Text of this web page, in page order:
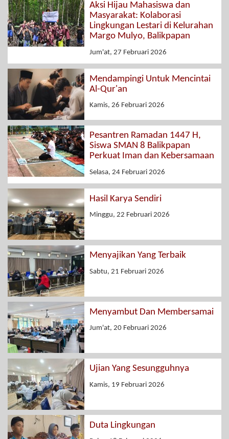
Aksi Hijau Mahasiswa dan
Masyarakat: Kolaborasi
Lingkungan Lestari di Kelurahan
Margo Mulyo, Balikpapan
Jum'at, 27 Februari 2026
Mendampingi Untuk Mencintai
Al-Qur'an
Kamis, 26 Februari 2026
Pesantren Ramadan 1447 H,
Siswa SMAN 8 Balikpapan
Perkuat Iman dan Kebersamaan
Selasa, 24 Februari 2026
Hasil Karya Sendiri
Minggu, 22 Februari 2026
Menyajikan Yang Terbaik
Sabtu, 21 Februari 2026
Menyambut Dan Membersamai
Jum'at, 20 Februari 2026
Ujian Yang Sesungguhnya
Kamis, 19 Februari 2026
Duta Lingkungan